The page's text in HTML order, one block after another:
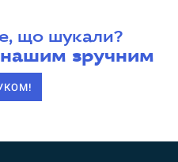
що шукали?
нашим зручним